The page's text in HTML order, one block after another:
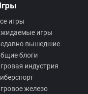
игры
игры
вышедшие
блоги
индустрия
железо